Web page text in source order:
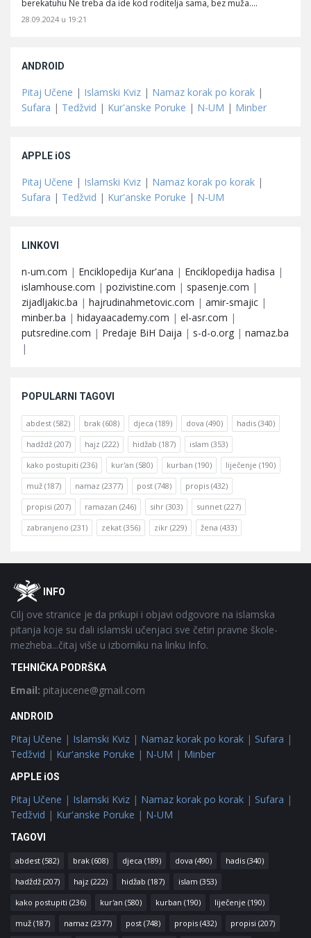
berekatuhu Ne treba da ide kod roditelja sama, bez muža.…
28.09.2024 u 19:21
ANDROID
Pitaj Učene | Islamski Kviz | Namaz korak po korak |
Sufara | Tedžvid | Kur'anske Poruke | N-UM | Minber
APPLE iOS
Pitaj Učene | Islamski Kviz | Namaz korak po korak |
Sufara | Tedžvid | Kur'anske Poruke | N-UM
LINKOVI
n-um.com | Enciklopedija Kur'ana | Enciklopedija hadisa |
islamhouse.com | pozivistine.com | spasenje.com |
zijadljakic.ba | hajrudinahmetovic.com | amir-smajic |
minber.ba | hidayaacademy.com | el-asr.com |
putsredine.com | Predaje BiH Daija | s-d-o.org | namaz.ba
|
POPULARNI TAGOVI
abdest (582) brak (608) djeca (189) dova (490) hadis (340)
hadždž (207) hajz (222) hidžab (187) islam (353)
kako postupiti (236) kur'an (580) kurban (190) liječenje (190)
muž (187) namaz (2377) post (748) propis (432)
propisi (207) ramazan (246) sihr (303) sunnet (227)
zabranjeno (231) zekat (356) zikr (229) žena (433)
FooterOINFO
Cilj ove stranice je da prikupi i objavi odgovore na islamska
pitanja koje su dali islamski učenjaci sve četiri pravne škole-
mezheba...čitaj više u izborniku na linku Info.
TEHNIČKA PODRŠKA
Email: pitajucene@gmail.com
ANDROID
Pitaj Učene | Islamski Kviz | Namaz korak po korak | Sufara |
Tedžvid | Kur'anske Poruke | N-UM | Minber
APPLE iOS
Pitaj Učene | Islamski Kviz | Namaz korak po korak | Sufara |
Tedžvid | Kur'anske Poruke | N-UM
TAGOVI
abdest (582) brak (608) djeca (189) dova (490) hadis (340)
hadždž (207) hajz (222) hidžab (187) islam (353)
kako postupiti (236) kur'an (580) kurban (190) liječenje (190)
muž (187) namaz (2377) post (748) propis (432) propisi (207)